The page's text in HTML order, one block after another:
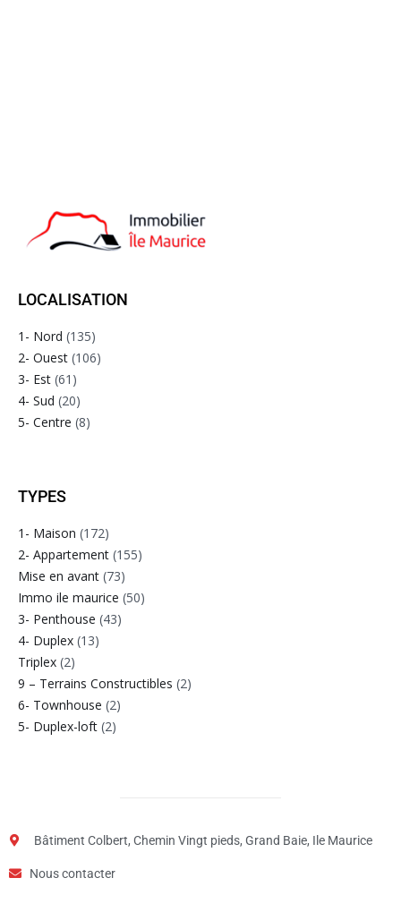
LOCALISATION
1- Nord (135)
2- Ouest (106)
3- Est (61)
4- Sud (20)
5- Centre (8)
TYPES
1- Maison (172)
2- Appartement (155)
Mise en avant (73)
Immo ile maurice (50)
3- Penthouse (43)
4- Duplex (13)
Triplex (2)
9 – Terrains Constructibles (2)
6- Townhouse (2)
5- Duplex-loft (2)
Bâtiment Colbert, Chemin Vingt pieds, Grand Baie, Ile Maurice
Nous contacter